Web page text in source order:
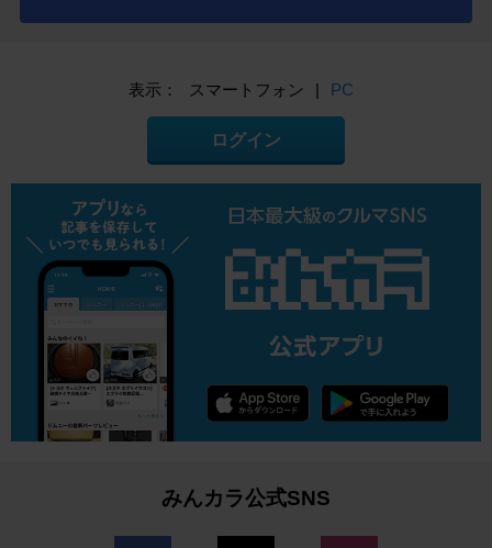
表示： スマートフォン | PC
ログイン
みんカラ公式SNS